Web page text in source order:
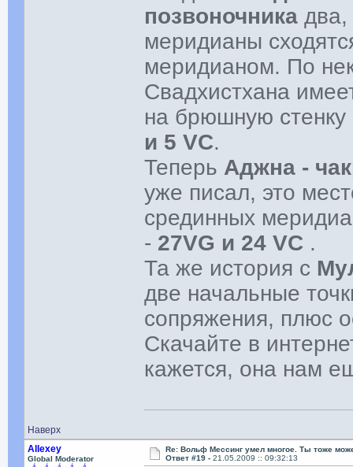
позвоночника два,
меридианы
меридианом. По
Свадхистхана
на брюшную стенку
и 5 VC.
Теперь Аджна -
уже писал, это
срединных
- 27VG и 24 VC .
Та же история с
две начальные
сопряжения, плюс
Скачайте в
кажется, она нам
Наверх
Allexey
Global Moderator
Re: Вольф Мессинг умел многое. Ты тоже
Ответ #19 -21.05.2009 :: 09:32:13